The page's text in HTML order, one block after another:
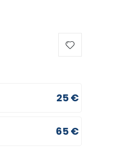
25 €
65 €